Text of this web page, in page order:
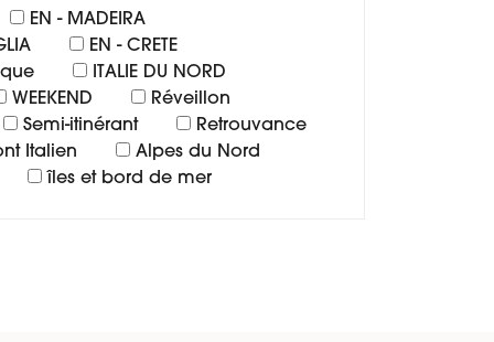
EN - MADEIRA
EN - CRETE
ITALIE DU NORD
WEEKEND
Réveillon
Semi-itinérant
Retrouvance
Italien
Alpes du Nord
îles et bord de mer